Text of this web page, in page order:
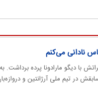
نادانی می‌کنم
با دیگو مارادونا پرده برداشت. به
در تیم ملی آرژانتین و